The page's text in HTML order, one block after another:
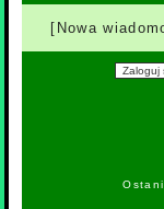
[Nowa